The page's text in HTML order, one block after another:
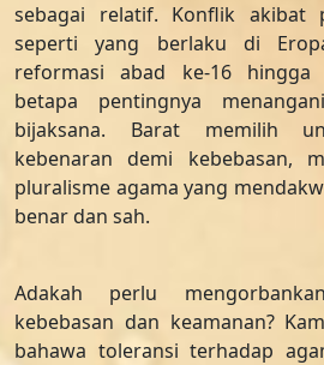
sebagai relatif. Konflik akibat
seperti yang berlaku di
reformasi abad ke-16 hingga
betapa pentingnya
bijaksana. Barat memilih
kebenaran demi kebebasan,
pluralisme agama yang
benar dan sah.
Adakah perlu
kebebasan dan keamanan?
bahawa toleransi terhadap